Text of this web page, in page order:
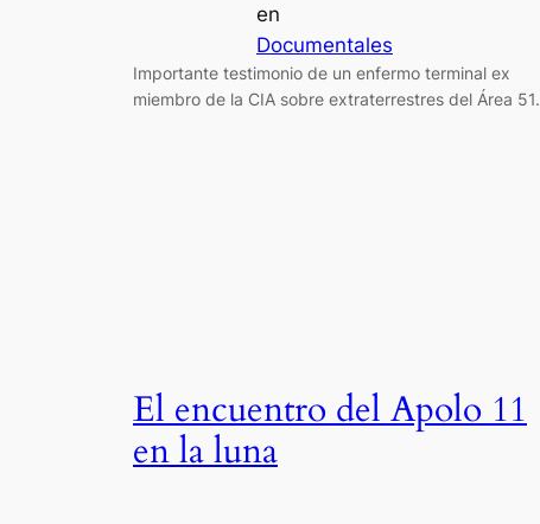
en
Documentales
Importante testimonio de un enfermo terminal ex
miembro de la CIA sobre extraterrestres del Área 51.
El encuentro del Apolo 11
en la luna